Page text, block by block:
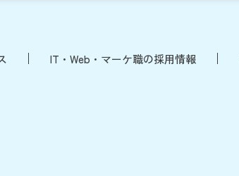
IT・Web・マーケ職の採用情報